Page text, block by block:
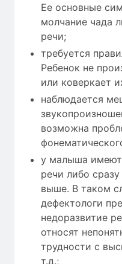
Ее основные
молчание чада
речи;
требуется
Ребенок не
или коверкает
наблюдается
возможна
у малыша
речи либо
выше. В таком
дефектологи
недоразвитие
относят
трудности с
т.д.;